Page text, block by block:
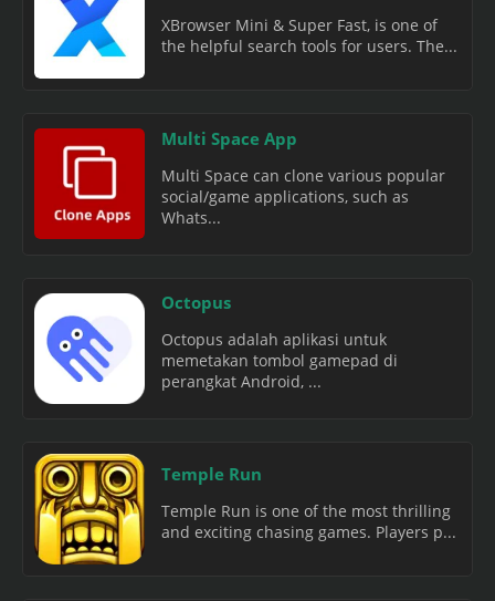
XBrowser Mini & Super Fast, is one of
the helpful search tools for users. The...
Multi Space App
Multi Space can clone various popular
social/game applications, such as
Whats...
Octopus
Octopus adalah aplikasi untuk
memetakan tombol gamepad di
perangkat Android, ...
Temple Run
Temple Run is one of the most thrilling
and exciting chasing games. Players p...